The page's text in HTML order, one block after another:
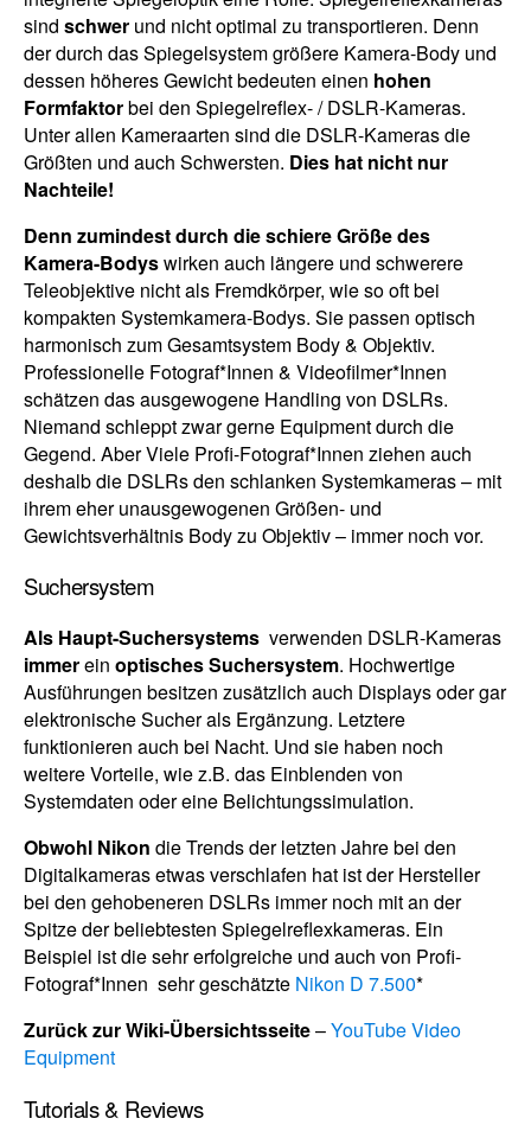
sind schwer und nicht optimal zu transportieren. Denn
der durch das Spiegelsystem größere Kamera-Body und
dessen höheres Gewicht bedeuten einen hohen
Formfaktorbei den Spiegelreflex- / DSLR-Kameras.
Unter allen Kameraarten sind die DSLR-Kameras die
Größten und auch Schwersten. Dies hat nicht nur
Nachteile!
Denn zumindest durch die schiere Größe des
Kamera-Bodyswirken auch längere und schwerere
Teleobjektive nicht als Fremdkörper, wie so oft bei
kompakten Systemkamera-Bodys. Sie passen optisch
harmonisch zum Gesamtsystem Body & Objektiv.
Professionelle Fotograf*Innen & Videofilmer*Innen
schätzen das ausgewogene Handling von DSLRs.
Niemand schleppt zwar gerne Equipment durch die
Gegend. Aber Viele Profi-Fotograf*Innen ziehen auch
deshalb die DSLRs den schlanken Systemkameras – mit
ihrem eher unausgewogenen Größen- und
Gewichtsverhältnis Body zu Objektiv – immer noch vor.
Suchersystem
Als Haupt-Suchersystems verwenden DSLR-Kameras
immerein optisches Suchersystem. Hochwertige
Ausführungen besitzen zusätzlich auch Displays oder gar
elektronische Sucher als Ergänzung. Letztere
funktionieren auch bei Nacht. Und sie haben noch
weitere Vorteile, wie z.B. das Einblenden von
Systemdaten oder eine Belichtungssimulation.
Obwohl Nikon die Trends der letzten Jahre bei den
Digitalkameras etwas verschlafen hat ist der Hersteller
bei den gehobeneren DSLRs immer noch mit an der
Spitze der beliebtesten Spiegelreflexkameras. Ein
Beispiel ist die sehr erfolgreiche und auch von Profi-
Fotograf*Innen sehr geschätzte Nikon D 7.500*
Zurück zur Wiki-Übersichtsseite–YouTube Video
Equipment
Tutorials & Reviews